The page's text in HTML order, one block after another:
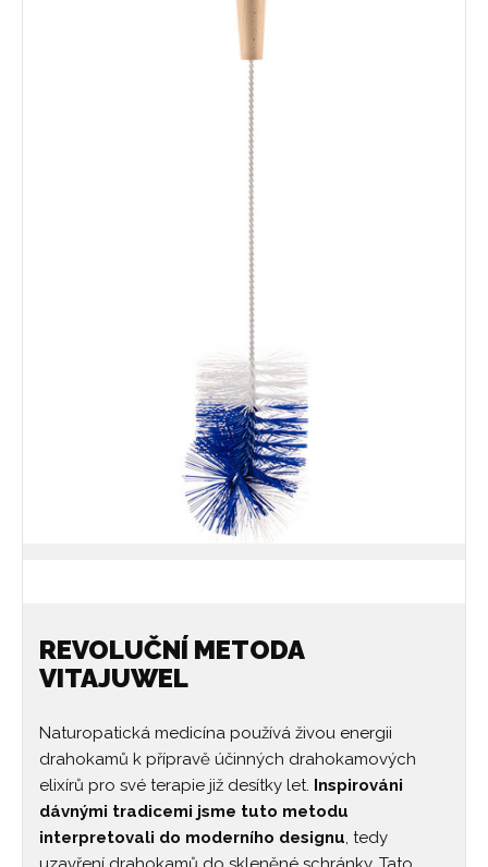
REVOLUČNÍ METODA
VITAJUWEL
Naturopatická medicína používá živou energii
drahokamů k přípravě účinných drahokamových
elixírů pro své terapie již desítky let. Inspirováni
dávnými tradicemi jsme tuto metodu
interpretovali do moderního designu, tedy